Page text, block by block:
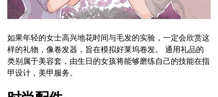
如果年轻的女士高兴地花时间与毛发的实验，一定会欣赏这
样的礼物，像卷发器，旨在模拟好莱坞卷发。 通用礼品的
类别属于美容套，由生日的女孩将能够磨练自己的技能在指
甲设计，美甲服务。